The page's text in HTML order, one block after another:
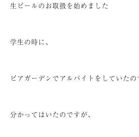
生ビールのお取扱を始めました
学生の時に、
ビアガーデンでアルバイトをしていたの
分かってはいたのですが、